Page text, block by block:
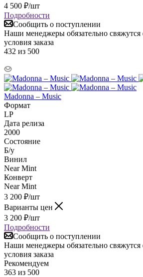
4 500 ₽/шт
Подробности
Сообщить о поступлении
Наши менеджеры обязательно свяжутся
условия заказа
432 из 500
Madonna – Music
Формат
LP
Дата релиза
2000
Состояние
Б/у
Винил
Near Mint
Конверт
Near Mint
3 200 ₽/шт
Варианты цен
3 200 ₽/шт
Подробности
Сообщить о поступлении
Наши менеджеры обязательно свяжутся
условия заказа
Рекомендуем
363 из 500